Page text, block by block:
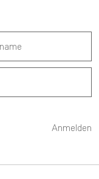
Anmelden